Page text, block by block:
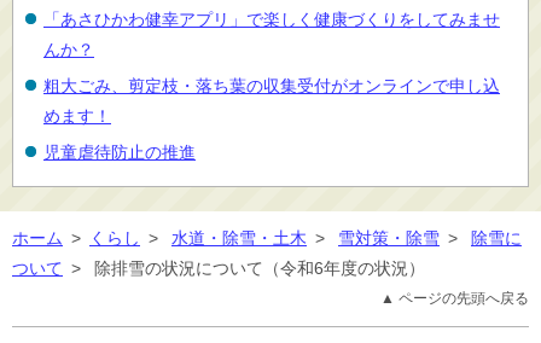
「あさひかわ健幸アプリ」で楽しく健康づくりをしてみませ
んか？
粗大ごみ、剪定枝・落ち葉の収集受付がオンラインで申し込
めます！
児童虐待防止の推進
ホーム > くらし > 水道・除雪・土木 > 雪対策・除雪 >
除雪に
ついて > 除排雪の状況について（令和6年度の状況）
▲ ページの先頭へ戻る